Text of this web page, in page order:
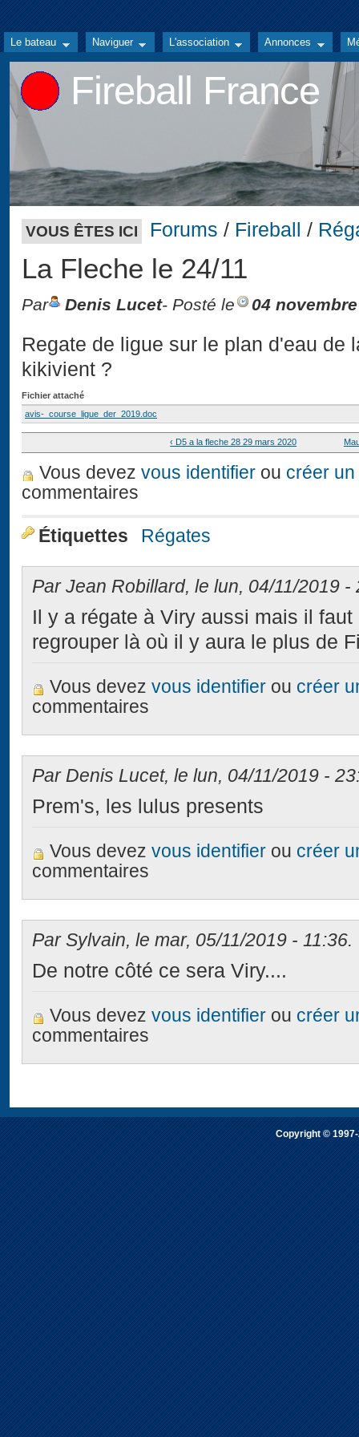
Le bateau Naviguer L'association Annonces
Fireball France
VOUS ÊTES ICI Forums / Fireball /
La Fleche le 24/11
Par Denis Lucet- Posté le 04
Regate de ligue sur le plan d'eau de
kikivient ?
Fichier attaché
avis-_course_ligue_der_2019.doc
‹ D5 a la fleche 28 29 mars 2020
Vous devez vous identifier ou créer
commentaires
Étiquettes Régates
Par Jean Robillard, le lun, 04/11/2019 -
Il y a régate à Viry aussi mais il
regrouper là où il y aura le plus de
Vous devezvous identifier ou créer
commentaires
Par Denis Lucet, le lun, 04/11/2019 -
Prem's, les lulus presents
Vous devezvous identifier ou créer
commentaires
Par Sylvain, le mar, 05/11/2019 - 11:36.
De notre côté ce sera Viry....
Vous devezvous identifier ou créer
commentaires
Copyright ©